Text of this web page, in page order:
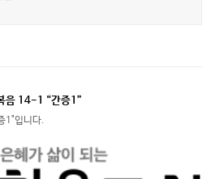
음 14-1 “간증1”
1"입니다.